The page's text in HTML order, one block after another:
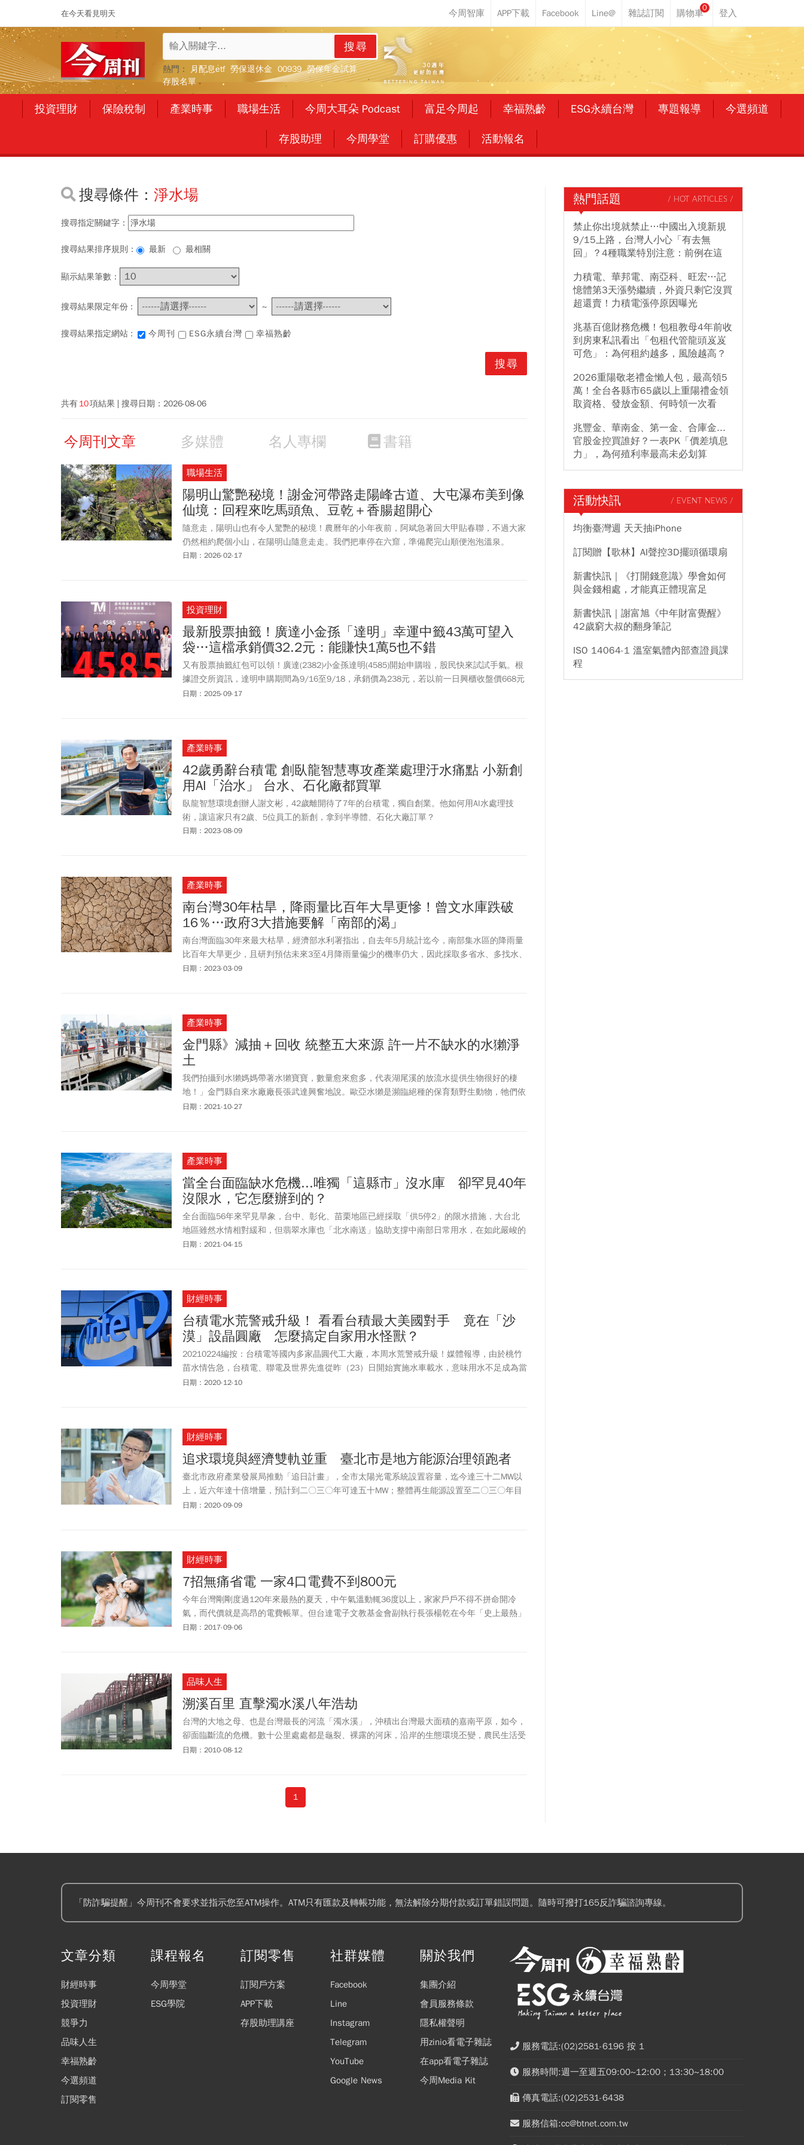
在今天看見明天
0
搜尋
熱門： 月配息etf 勞保退休金 00939 勞保年金試算
存股名單
投資理財 保險稅制 產業時事 職場生活 今周大耳朵 Podcast 富足今周起 幸福熟齡 ESG永續台灣 專題報導 今選頻道
存股助理 今周學堂 訂購優惠 活動報名
搜尋條件： 淨水場
搜尋指定關鍵字：
搜尋結果排序規則： 最新 最相關
顯示結果筆數：
搜尋結果限定年份 : ~
搜尋結果指定網站 : 今周刊 ESG永續台灣 幸福熟齡
共有10項結果 搜尋日期： 2026-08-06
今周刊文章 多媒體 名人專欄 書籍
職場生活
陽明山驚艷秘境！謝金河帶路走陽峰古道、大屯瀑布美到像
仙境：回程來吃馬頭魚、豆乾＋香腸超開心
隨意走，陽明山也有令人驚艷的秘境！農曆年的小年夜前，阿斌急著回大甲貼春聯，不過大家
仍然相約爬個小山，在陽明山隨意走走。我們把車停在六窟，準備爬完山順便泡泡溫泉。
日期：2026-02-17
投資理財
最新股票抽籤！廣達小金孫「達明」幸運中籤43萬可望入
袋…這檔承銷價32.2元：能賺快1萬5也不錯
又有股票抽籤紅包可以領！廣達(2382)小金孫達明(4585)開始申購啦，股民快來試試手氣。根
據證交所資訊，達明申購期間為9/16至9/18，承銷價為238元，若以前一日興櫃收盤價668元
計算，價差高達43萬，報酬率有180%，可說是抽1張賺到近2張。除了達明之外，本周還有三
日期：2025-09-17
產業時事
42歲勇辭台積電 創臥龍智慧專攻產業處理汙水痛點 小新創
用AI「治水」 台水、石化廠都買單
臥龍智慧環境創辦人謝文彬，42歲離開待了7年的台積電，獨自創業。他如何用AI水處理技
術，讓這家只有2歲、5位員工的新創，拿到半導體、石化大廠訂單？
日期：2023-08-09
產業時事
南台灣30年枯旱，降雨量比百年大旱更慘！曾文水庫跌破
16％…政府3大措施要解「南部的渴」
南台灣面臨30年來最大枯旱，經濟部水利署指出，自去年5月統計迄今，南部集水區的降雨量
比百年大旱更少，且研判預估未來3至4月降雨量偏少的機率仍大，因此採取多省水、多找水、
多調水3大防旱應變措施，盼能新增每日23.2萬噸的水源，以即時舒緩南部地區旱象。
日期：2023-03-09
產業時事
金門縣》減抽＋回收 統整五大來源 許一片不缺水的水獺淨
土
我們拍攝到水獺媽媽帶著水獺寶寶，數量愈來愈多，代表湖尾溪的放流水提供生物很好的棲
地！」金門縣自來水廠廠長張武達興奮地說。歐亞水獺是瀕臨絕種的保育類野生動物，牠們依
賴水路移動，一旦水域環境變動，就會影響覓食，台灣本島已多年未有發現紀錄，金門成為水
日期：2021-10-27
產業時事
當全台面臨缺水危機...唯獨「這縣市」沒水庫 卻罕見40年
沒限水，它怎麼辦到的？
全台面臨56年來罕見旱象，台中、彰化、苗栗地區已經採取「供5停2」的限水措施，大台北
地區雖然水情相對緩和，但翡翠水庫也「北水南送」協助支撐中南部日常用水，在如此嚴峻的
水情下，宜蘭「沒水庫卻不缺水」，甚至40年來都沒有過限水情形；對此，宜蘭市長江聰淵解
日期：2021-04-15
財經時事
台積電水荒警戒升級！ 看看台積最大美國對手 竟在「沙
漠」設晶圓廠 怎麼搞定自家用水怪獸？
20210224編按：台積電等國內多家晶圓代工大廠，本周水荒警戒升級！媒體報導，由於桃竹
苗水情告急，台積電、聯電及世界先進從昨（23）日開始實施水車載水，意味用水不足成為當
前國內晶圓代工業訂單接不完、全球半導體市場極度供不應求之際，台灣這個生產重鎮的最新
日期：2020-12-10
財經時事
追求環境與經濟雙軌並重 臺北市是地方能源治理領跑者
臺北市政府產業發展局推動「追日計畫」，全市太陽光電系統設置容量，迄今達三十二MW以
上，近六年達十倍增量，預計到二〇三〇年可達五十MW；整體再生能源設置至二〇三〇年目
標為六十二MW以上，相較二〇一八年達三倍增量，期在有限資源條件下，樹立最大化之再生
日期：2020-09-09
財經時事
7招無痛省電 一家4口電費不到800元
今年台灣剛剛度過120年來最熱的夏天，中午氣溫動輒36度以上，家家戶戶不得不拼命開冷
氣，而代價就是高昂的電費帳單。但台達電子文教基金會副執行長張楊乾在今年「史上最熱」
的8月，一家4口的電費只有700多台幣。他力行節電背後的信念不是只省錢，而是為了兩位寶
日期：2017-09-06
品味人生
溯溪百里 直擊濁水溪八年浩劫
台灣的大地之母、也是台灣最長的河流「濁水溪」，沖積出台灣最大面積的嘉南平原，如今，
卻面臨斷流的危機。數十公里處處都是龜裂、裸露的河床，沿岸的生態環境丕變，農民生活受
到巨大影響，未來甚至所有的台灣人都會受到波及，一條無水可流淌的河，透露出台灣社會什
日期：2010-08-12
1
熱門話題 / HOT ARTICLES /
禁止你出境就禁止…中國出入境新規
9/15上路，台灣人小心「有去無
回」？4種職業特別注意：前例在這
力積電、華邦電、南亞科、旺宏…記
憶體第3天漲勢繼續，外資只剩它沒買
超還賣！力積電漲停原因曝光
兆基百億財務危機！包租教母4年前收
到房東私訊看出「包租代管龍頭岌岌
可危」：為何租約越多，風險越高？
2026重陽敬老禮金懶人包，最高領5
萬！全台各縣市65歲以上重陽禮金領
取資格、發放金額、何時領一次看
兆豐金、華南金、第一金、合庫金...
官股金控買誰好？一表PK「價差填息
力」，為何殖利率最高未必划算
活動快訊 / EVENT NEWS /
均衡臺灣週 天天抽iPhone
訂閱贈【歌林】AI聲控3D擺頭循環扇
新書快訊｜《打開錢意識》學會如何
與金錢相處，才能真正體現富足
新書快訊｜謝富旭《中年財富覺醒》
42歲窮大叔的翻身筆記
ISO 14064-1 溫室氣體內部查證員課
程
「防詐騙提醒」今周刊不會要求並指示您至ATM操作。ATM只有匯款及轉帳功能，無法解除分期付款或訂單錯誤問題。隨時可撥打165反詐騙諮詢專線。
文章分類
財經時事
投資理財
競爭力
品味人生
幸福熟齡
今選頻道
訂閱零售
課程報名
今周學堂
ESG學院
訂閱零售
訂閱戶方案
APP下載
存股助理講座
社群媒體
Facebook
Line
Instagram
Telegram
YouTube
Google News
關於我們
集團介紹
會員服務條款
隱私權聲明
用zinio看電子雜誌
在app看電子雜誌
今周Media Kit
服務電話:(02)2581-6196 按 1
服務時間:週一至週五09:00~12:00；13:30~18:00
傳真電話:(02)2531-6438
服務信箱:cc@btnet.com.tw